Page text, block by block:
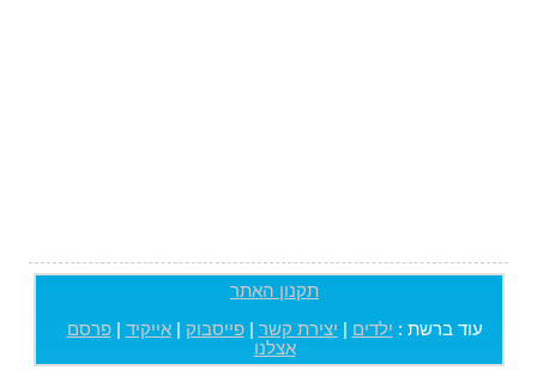
תקנון האתר
עוד ברשת : ילדים יצירת קשר |פייסבוק |אייקיד |פרסם
אצלנו